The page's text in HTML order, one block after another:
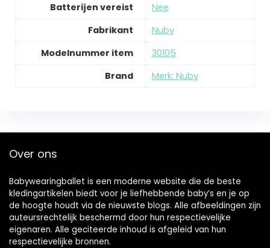
Batterijen vereist
Nee
Fabrikant
Nuby
Modelnummer item
30105
Brand
Merk: Nuby
Over ons
Babywearingballet is een moderne website die de beste
kledingartikelen biedt voor je liefhebbende baby’s en je op
de hoogte houdt via de nieuwste blogs. Alle afbeeldingen zijn
auteursrechtelijk beschermd door hun respectievelijke
eigenaren. Alle geciteerde inhoud is afgeleid van hun
respectievelijke bronnen.